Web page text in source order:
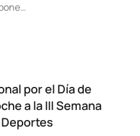
por el Día de
a la III Semana